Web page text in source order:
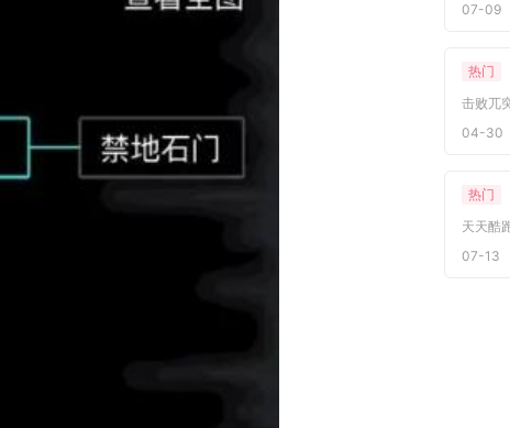
07-09
热门
04-30
热门
07-13